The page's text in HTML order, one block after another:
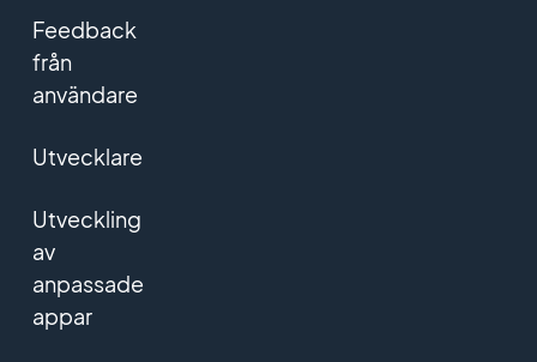
Feedback
från
användare
Utvecklare
Utveckling
av
anpassade
appar